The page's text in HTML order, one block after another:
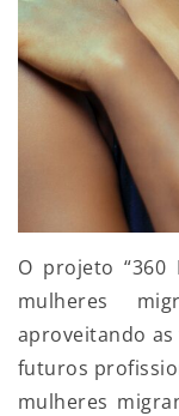
O projeto “360
mulheres
aproveitando
futuros
mulheres